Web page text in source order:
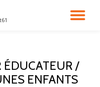
ÉDUCATEUR /
ENFANTS